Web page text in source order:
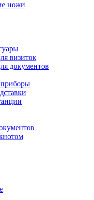
ножи
визиток
документов